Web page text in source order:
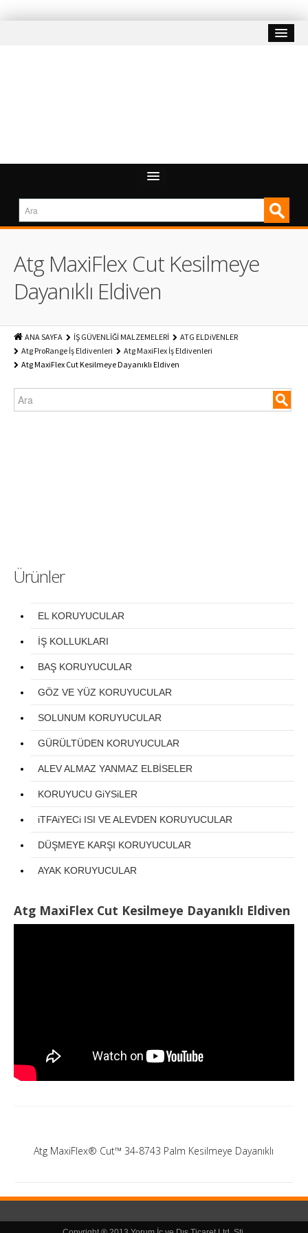
Atg MaxiFlex Cut Kesilmeye
Dayanıklı Eldiven
ANA SAYFA İŞ GÜVENLİĞİ MALZEMELERİ
ATG ELDiVENLER
Atg ProRange İş Eldivenleri
Atg MaxiFlex İş Eldivenleri
Atg MaxiFlex Cut Kesilmeye Dayanıklı Eldiven
Ürünler
EL KORUYUCULAR
İŞ KOLLUKLARI
BAŞ KORUYUCULAR
GÖZ VE YÜZ KORUYUCULAR
SOLUNUM KORUYUCULAR
GÜRÜLTÜDEN KORUYUCULAR
ALEV ALMAZ YANMAZ ELBİSELER
KORUYUCU GiYSiLER
iTFAiYECi ISI VE ALEVDEN KORUYUCULAR
DÜŞMEYE KARŞI KORUYUCULAR
AYAK KORUYUCULAR
Atg MaxiFlex Cut Kesilmeye Dayanıklı Eldiven
Atg MaxiFlex® Cut™ 34-8743 Palm Kesilmeye Dayanıklı